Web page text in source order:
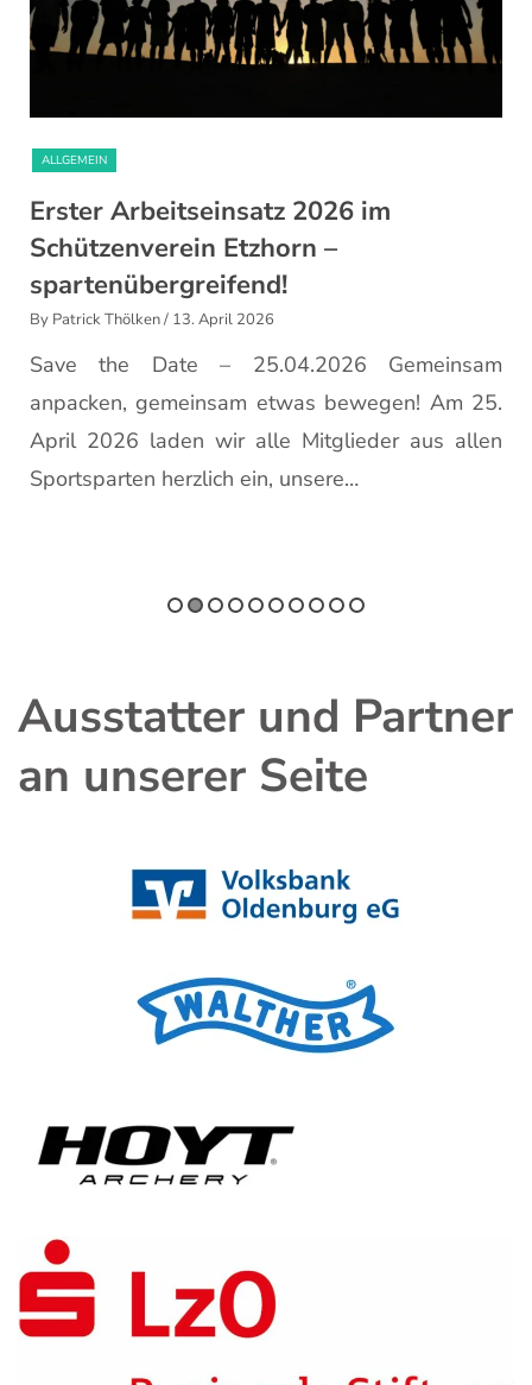
ALLGEMEIN
Erster Arbeitseinsatz 2026 im
Schützenverein Etzhorn –
spartenübergreifend!
By Patrick Thölken/ 13. April 2026
Save the Date – 25.04.2026 Gemeinsam
anpacken, gemeinsam etwas bewegen! Am 25.
April 2026 laden wir alle Mitglieder aus allen
Sportsparten herzlich ein, unsere…
Ausstatter und Partner
an unserer Seite